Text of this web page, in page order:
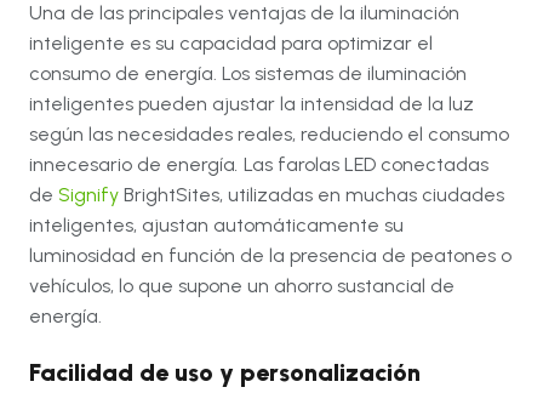
Una de las principales ventajas de la iluminación
inteligente es su capacidad para optimizar el
consumo de energía. Los sistemas de iluminación
inteligentes pueden ajustar la intensidad de la luz
según las necesidades reales, reduciendo el consumo
innecesario de energía. Las farolas LED conectadas
de Signify BrightSites, utilizadas en muchas ciudades
inteligentes, ajustan automáticamente su
luminosidad en función de la presencia de peatones o
vehículos, lo que supone un ahorro sustancial de
energía.
Facilidad de uso y personalización